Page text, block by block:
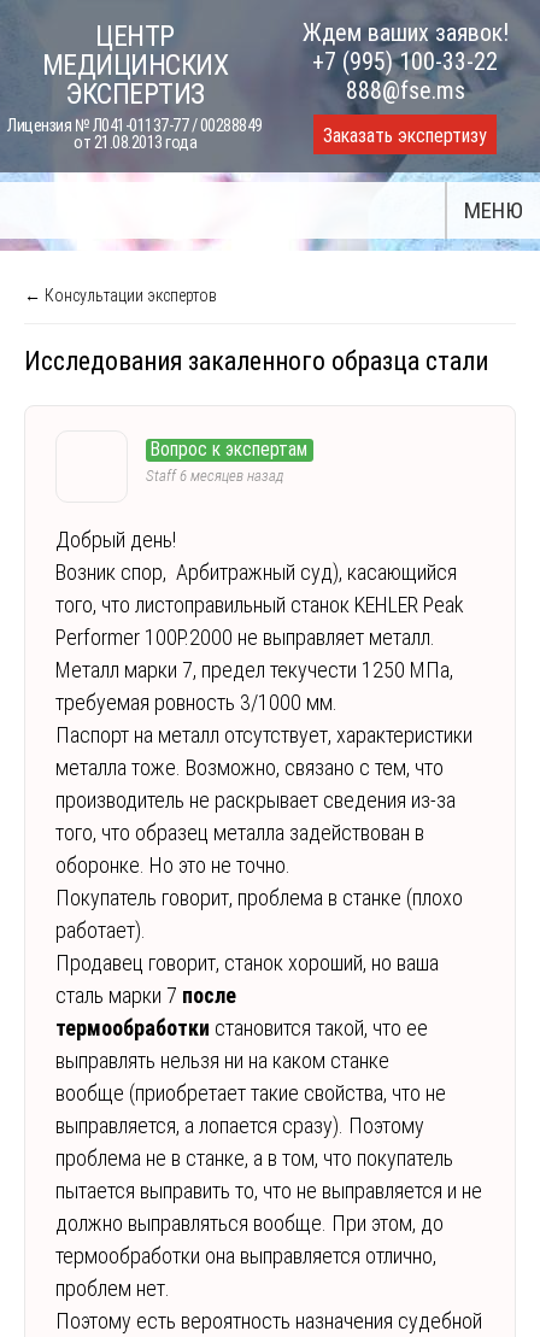
content
ЦЕНТР
МЕДИЦИНСКИХ
ЭКСПЕРТИЗ
Лицензия № Л041-01137-77 / 00288849
от 21.08.2013 года
Ждем ваших заявок!
+7 (995) 100-33-22
888@fse.ms
Заказать экспертизу
МЕНЮ
← Консультации экспертов
Исследования закаленного образца стали
Вопрос к экспертам
Staff6 месяцев назад
Добрый день!
Возник спор, Арбитражный суд), касающийся
того, что листоправильный станок KEHLER Peak
Performer 100P.2000 не выправляет металл.
Металл марки 7, предел текучести 1250 МПа,
требуемая ровность 3/1000 мм.
Паспорт на металл отсутствует, характеристики
металла тоже. Возможно, связано с тем, что
производитель не раскрывает сведения из-за
того, что образец металла задействован в
оборонке. Но это не точно.
Покупатель говорит, проблема в станке (плохо
работает).
Продавец говорит, станок хороший, но ваша
сталь марки 7 после
термообработки становится такой, что ее
выправлять нельзя ни на каком станке
вообще (приобретает такие свойства, что не
выправляется, а лопается сразу). Поэтому
проблема не в станке, а в том, что покупатель
пытается выправить то, что не выправляется и не
должно выправляться вообще. При этом, до
термообработки она выправляется отлично,
проблем нет.
Поэтому есть вероятность назначения судебной